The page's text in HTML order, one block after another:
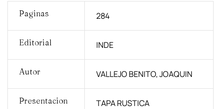
Paginas 284
Editorial INDE
Autor VALLEJO BENITO, JOAQUIN
Presentacion TAPA RUSTICA